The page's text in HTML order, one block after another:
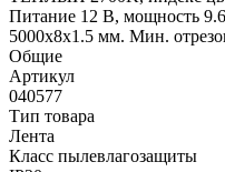
Питание 12 В, мощность
5000x8x1.5 мм. Мин.
Общие
Артикул
040577
Тип товара
Лента
Класс пылевлагозащиты